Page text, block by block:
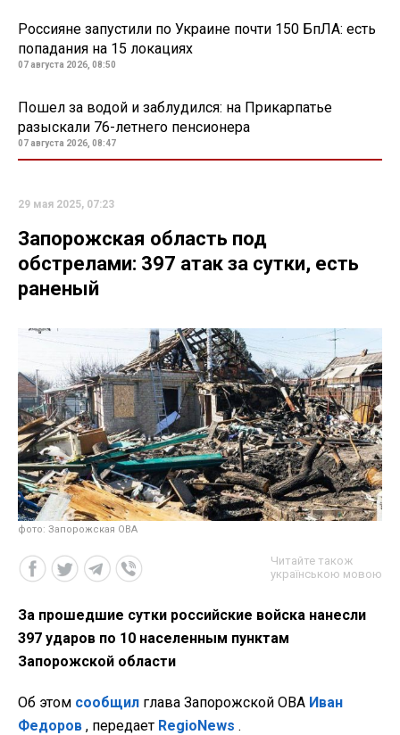
Россияне запустили по Украине почти 150 БпЛА: есть
попадания на 15 локациях
07 августа 2026, 08:50
Пошел за водой и заблудился: на Прикарпатье
разыскали 76-летнего пенсионера
07 августа 2026, 08:47
29 мая 2025, 07:23
Запорожская область под
обстрелами: 397 атак за сутки, есть
раненый
фото: Запорожская ОВА
Читайте також
українською мовою
За прошедшие сутки российские войска нанесли
397 ударов по 10 населенным пунктам
Запорожской области
Об этом сообщил глава Запорожской ОВА Иван
Федоров , передает RegioNews .